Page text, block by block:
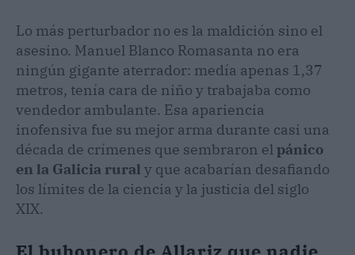
Lo más perturbador no es la maldición sino el
asesino. Manuel Blanco Romasanta no era
ningún gigante aterrador: medía apenas 1,37
metros, tenía cara de niño y trabajaba como
vendedor ambulante. Esa apariencia
inofensiva fue su mejor arma durante casi una
década de crímenes que sembraron elpánico
en la Galicia rural y que acabarían desafiando
los límites de la ciencia y la justicia del siglo
XIX.